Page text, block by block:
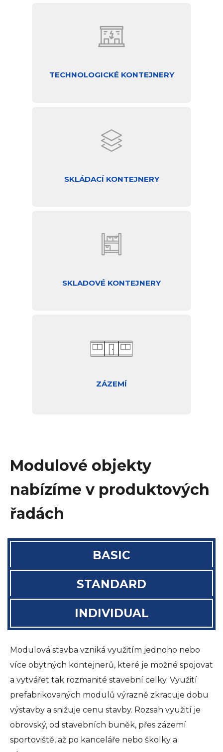
TECHNOLOGICKÉ KONTEJNERY
SKLÁDACÍ KONTEJNERY
SKLADOVÉ KONTEJNERY
ZÁZEMÍ
Modulové objekty
nabízíme v produktových
řadách
BASIC
STANDARD
INDIVIDUAL
Modulová stavba vzniká využitím jednoho nebo
více obytných kontejnerů, které je možné spojovat
a vytvářet tak rozmanité stavební celky. Využití
prefabrikovaných modulů výrazně zkracuje dobu
výstavby a snižuje cenu stavby. Rozsah využití je
obrovský, od stavebních buněk, přes zázemí
sportoviště, až po kanceláře nebo školky a